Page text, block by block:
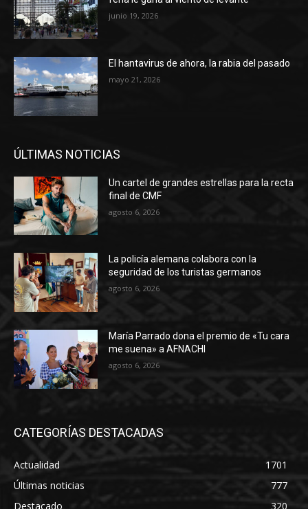
junio 19, 2026
El hantavirus de ahora, la rabia del pasado
mayo 21, 2026
ÚLTIMAS NOTICIAS
Un cartel de grandes estrellas para la recta
final de CMF
agosto 6, 2026
La policía alemana colabora con la
seguridad de los turistas germanos
agosto 6, 2026
María Parrado dona el premio de «Tu cara
me suena» a AFNACHI
agosto 6, 2026
CATEGORÍAS DESTACADAS
Actualidad
1701
Últimas noticias
777
Destacado
320